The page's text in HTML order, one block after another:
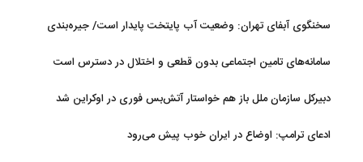
سخنگوی آبفای تهران: وضعیت آب پایتخت پایدار است/ جیره‌بندی
سامانه‌های تامین اجتماعی بدون قطعی و اختلال در دسترس است
دبیرکل سازمان ملل باز هم خواستار آتش‌بس فوری در اوکراین شد
ادعای ترامپ: اوضاع در ایران خوب پیش می‌رود